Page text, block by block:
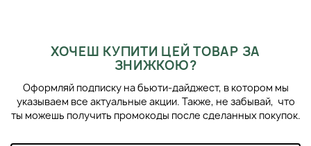
Використовувати маску, що відновлює, рекомендується не
менше одного разу на тиждень. Для інтенсивного
живлення локонів використовуйте продукт 2-3 рази. Після
застосування шампуню на розкриті фолікули нанесіть
маску по всій довжині волосся від коріння до кінчиків і
залиште на 5 хвилин. Змийте теплою водою.
ХОЧЕШ КУПИТИ ЦЕЙ ТОВАР ЗА
ЗНИЖКОЮ?
Оформляй подписку на бьюти-дайджест, в котором мы
указываем все актуальные акции. Также, не забывай, что
ты можешь получить промокоды после сделанных покупок.